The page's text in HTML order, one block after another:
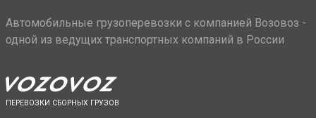
Автомобильные грузоперевозки с компанией Возовоз -
одной из ведущих транспортных компаний в России
ПЕРЕВОЗКИ СБОРНЫХ ГРУЗОВ